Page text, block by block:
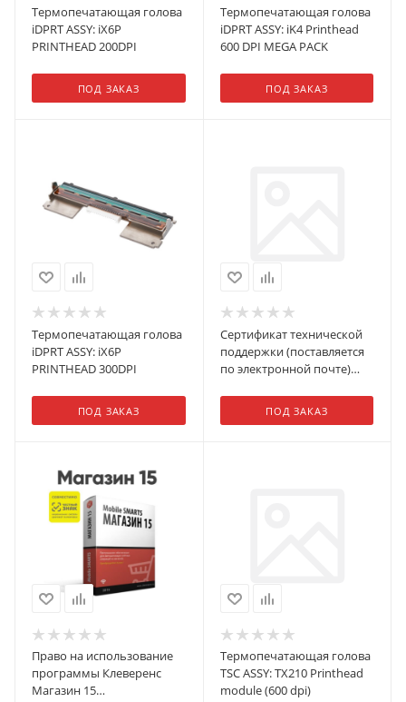
Термопечатающая голова
iDPRT ASSY: iX6P
PRINTHEAD 200DPI
ПОД ЗАКАЗ
Термопечатающая голова
iDPRT ASSY: iK4 Printhead
600 DPI MEGA PACK
ПОД ЗАКАЗ
Термопечатающая голова
iDPRT ASSY: iX6P
PRINTHEAD 300DPI
ПОД ЗАКАЗ
Сертификат технической
поддержки (поставляется
по электронной почте)
логистика в обе стороны, 3
года (+2 года к типовой
ПОД ЗАКАЗ
Право на использование
программы Клеверенс
Магазин 15
Термопечатающая голова
TSC ASSY: TX210 Printhead
module (600 dpi)